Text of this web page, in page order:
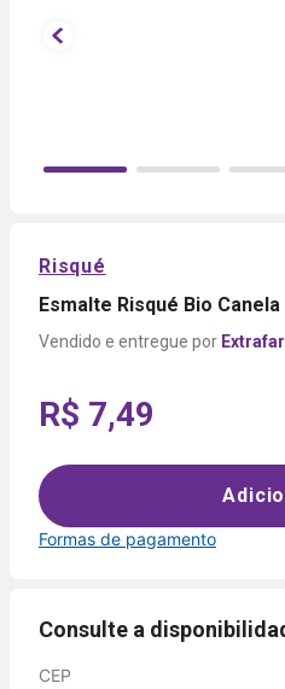
Risqué
Esmalte Risqué Bio
R$ 7,49
Formas de pagamento
Consulte a
CEP